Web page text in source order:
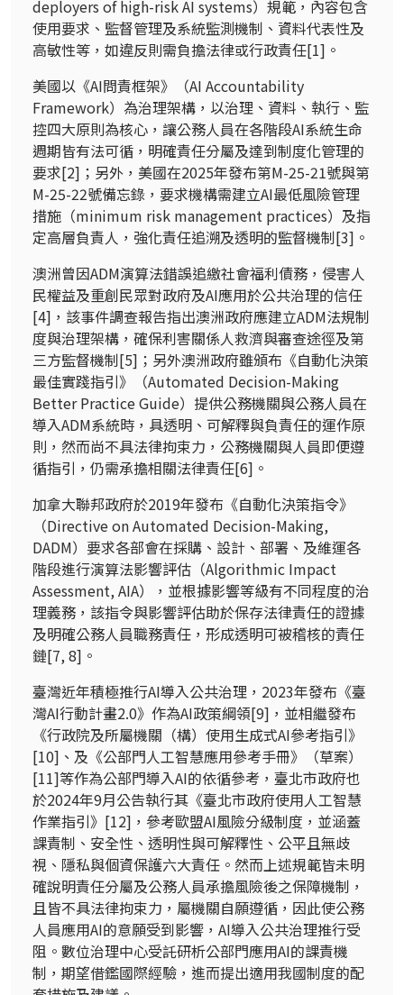
deployers of high-risk AI systems）規範，內容包含
使用要求、監督管理及系統監測機制、資料代表性及
高敏性等，如違反則需負擔法律或行政責任[1] 。
美國以《AI問責框架》（AI Accountability
Framework）為治理架構，以治理、資料、執行、監
控四大原則為核心，讓公務人員在各階段AI系統生命
週期皆有法可循，明確責任分屬及達到制度化管理的
要求[2] ；另外，美國在2025年發布第M-25-21號與第
M-25-22號備忘錄，要求機構需建立AI最低風險管理
措施（minimum risk management practices）及指
定高層負責人，強化責任追溯及透明的監督機制[3] 。
澳洲曾因ADM演算法錯誤追繳社會福利債務，侵害人
民權益及重創民眾對政府及AI應用於公共治理的信任
[4] ，該事件調查報告指出澳洲政府應建立ADM法規制
度與治理架構，確保利害關係人救濟與審查途徑及第
三方監督機制[5] ；另外澳洲政府雖頒布《自動化決策
最佳實踐指引》（Automated Decision-Making
Better PracticeGuide）提供公務機關與公務人員在
導入ADM系統時，具透明、可解釋與負責任的運作原
則，然而尚不具法律拘束力，公務機關與人員即便遵
循指引，仍需承擔相關法律責任[6] 。
加拿大聯邦政府於2019年發布《自動化決策指令》
（Directive on Automated Decision-Making,
DADM）要求各部會在採購、設計、部署、及維運各
階段進行演算法影響評估（Algorithmic Impact
Assessment, AIA），並根據影響等級有不同程度的治
理義務，該指令與影響評估助於保存法律責任的證據
及明確公務人員職務責任，形成透明可被稽核的責任
鏈[7, 8] 。
臺灣近年積極推行AI導入公共治理， 2023年發布《臺
灣AI行動計畫2.0》作為AI政策綱領[9] ，並相繼發布
《行政院及所屬機關（構）使用生成式AI參考指引》
[10] 、及《公部門人工智慧應用參考手冊》（草案）
[11]等作為公部門導入AI的依循參考，臺北市政府也
於2024年9月公告執行其《臺北市政府使用人工智慧
作業指引》 [12] ，參考歐盟AI風險分級制度，並涵蓋
課責制、安全性、透明性與可解釋性、公平且無歧
視、隱私與個資保護六大責任。然而上述規範皆未明
確說明責任分屬及公務人員承擔風險後之保障機制，
且皆不具法律拘束力，屬機關自願遵循，因此使公務
人員應用AI的意願受到影響， AI導入公共治理推行受
阻。數位治理中心受託研析公部門應用AI的課責機
制，期望借鑑國際經驗，進而提出適用我國制度的配